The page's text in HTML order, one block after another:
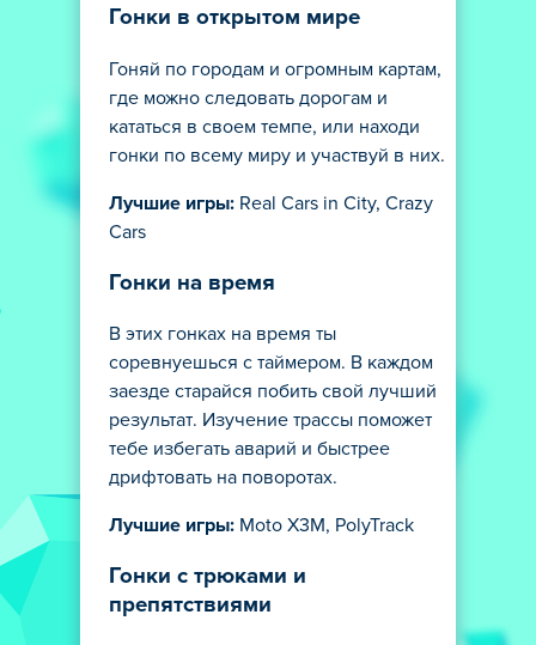
Гонки в открытом мире
Гоняй по городам и огромным картам,
где можно следовать дорогам и
кататься в своем темпе, или находи
гонки по всему миру и участвуй в них.
Лучшие игры: Real Cars in City, Crazy
Cars
Гонки на время
В этих гонках на время ты
соревнуешься с таймером. В каждом
заезде старайся побить свой лучший
результат. Изучение трассы поможет
тебе избегать аварий и быстрее
дрифтовать на поворотах.
Лучшие игры: Moto X3M, PolyTrack
Гонки с трюками и
препятствиями